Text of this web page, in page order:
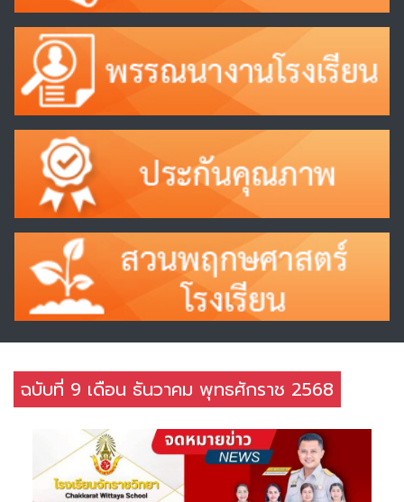
ฉบับที่ 9 เดือน ธันวาคม พุทธศักราช 2568